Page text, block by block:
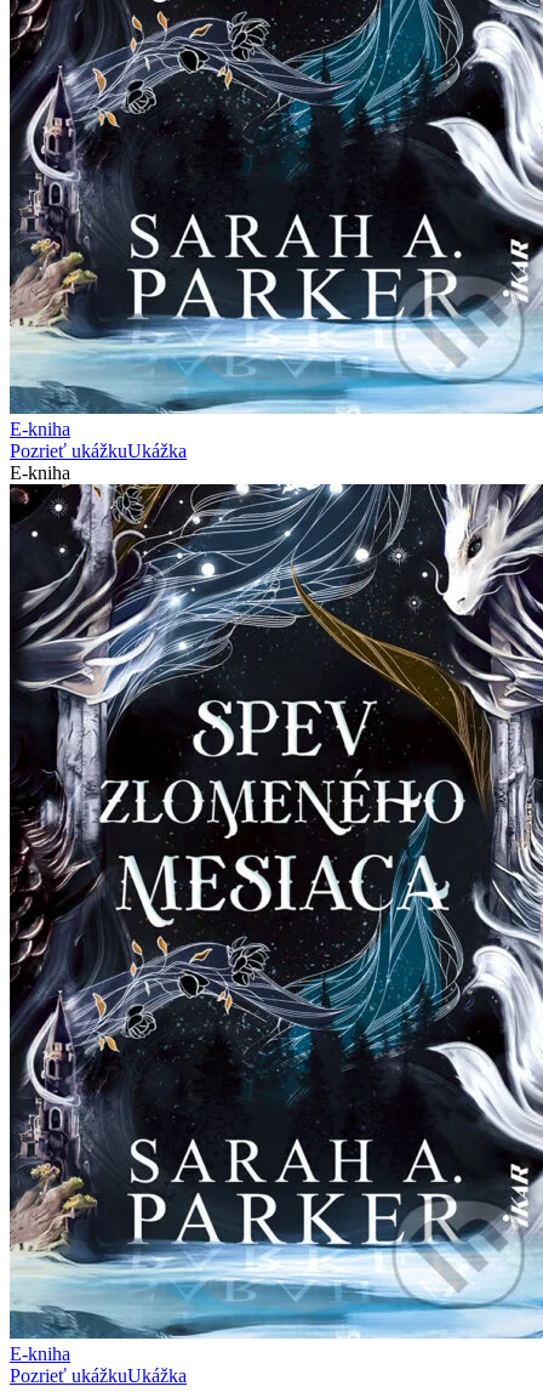
E-kniha
Pozrieť ukážkuUkážka
E-kniha
E-kniha
Pozrieť ukážkuUkážka